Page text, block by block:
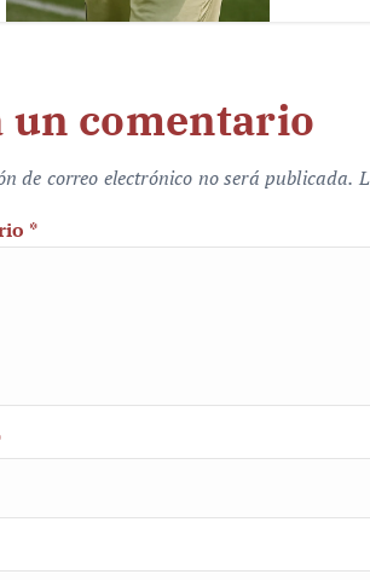
un comentario
de correo electrónico no será publicada.
*